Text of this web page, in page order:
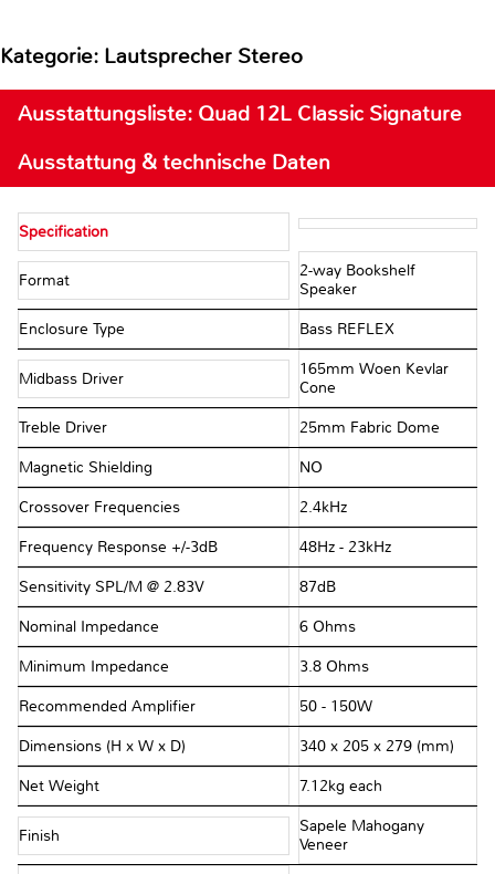
Kategorie: Lautsprecher Stereo
Ausstattungsliste: Quad 12L Classic Signature
Ausstattung & technische Daten
Specification
Format
2-way Bookshelf
Speaker
Enclosure Type Bass REFLEX
Midbass Driver
165mm Woen Kevlar
Cone
Treble Driver 25mm Fabric Dome
Magnetic Shielding NO
Crossover Frequencies 2.4kHz
Frequency Response +/-3dB 48Hz - 23kHz
Sensitivity SPL/M @ 2.83V 87dB
Nominal Impedance 6 Ohms
Minimum Impedance 3.8 Ohms
Recommended Amplifier 50 - 150W
Dimensions (H x W x D) 340 x 205 x 279 (mm)
Net Weight 7.12kg each
Finish
Sapele Mahogany
Veneer